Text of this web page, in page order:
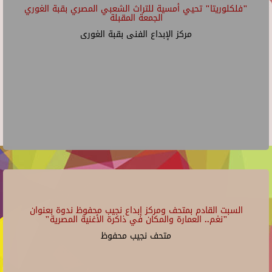
"فلكلوريتا" تحيي أمسية للتراث الشعبي المصري بقبة الغوري
الجمعة المقبلة
مركز الإبداع الفنى بقبة الغورى
السبت القادم بمتحف ومركز إبداع نجيب محفوظ ندوة بعنوان
"نغم.. العمارة والمكان في ذاكرة الأغنية المصرية"
متحف نجيب محفوظ